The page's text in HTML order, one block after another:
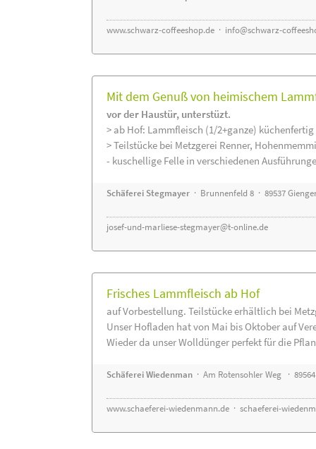
www.schwarz-coffeeshop.de · info@schwarz-
Mit dem Genuß von heimischem
vor der Haustür, unterstüzt.
> ab Hof: Lammfleisch (1/2+ganze)
> Teilstücke bei Metzgerei Renner,
- kuschellige Felle in verschiedenen
Schäferei Stegmayer · Brunnenfeld 8 · 89537
josef-und-marliese-stegmayer@t-online.de
Frisches Lammfleisch ab Hof
auf Vorbestellung. Teilstücke erhältlich bei
Unser Hofladen hat von Mai bis Oktober auf
Wieder da unser Wolldünger perfekt für die
Schäferei Wiedenman · Am Rotensohler Weg ·
www.schaeferei-wiedenmann.de · schaeferei-